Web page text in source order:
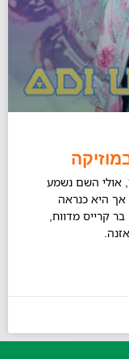
אולי השם נשמע
אך היא כנראה
קרייס מדווח,